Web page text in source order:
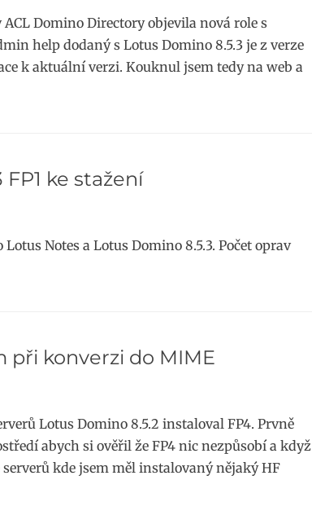
Domino Directory objevila nová role s
help dodaný s Lotus Domino 8.5.3 je z verze
k aktuální verzi. Kouknul jsem tedy na web a
ke stažení
Notes a Lotus Domino 8.5.3. Počet oprav
při konverzi do MIME
Lotus Domino 8.5.2 instaloval FP4. Prvně
abych si ověřil že FP4 nic nezpůsobí a když
kde jsem měl instalovaný nějaký HF